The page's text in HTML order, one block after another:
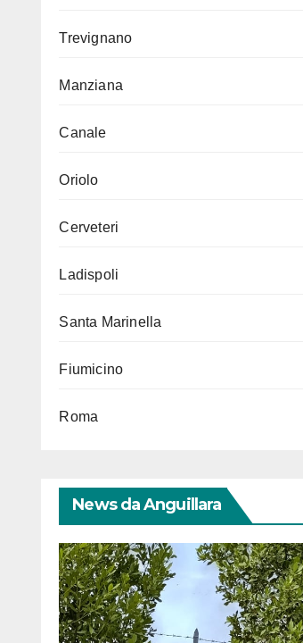
Trevignano
Manziana
Canale
Oriolo
Cerveteri
Ladispoli
Santa Marinella
Fiumicino
Roma
News da Anguillara